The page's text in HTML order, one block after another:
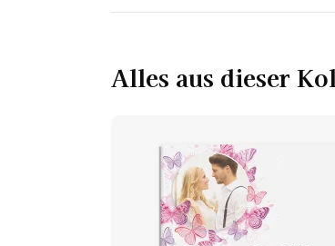
Alles aus dieser